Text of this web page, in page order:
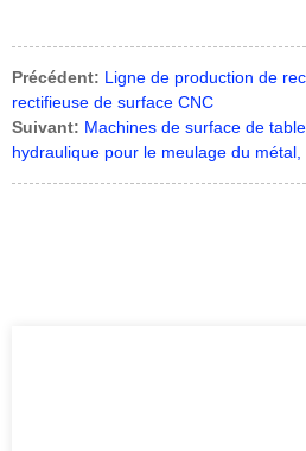
Précédent: Ligne de production de
rectifieuse de surface CNC
Suivant: Machines de surface de
hydraulique pour le meulage du